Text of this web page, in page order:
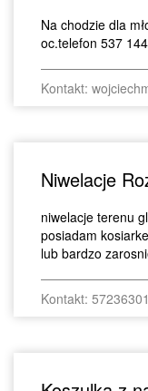
Na chodzie dla
oc.telefon 537
Kontakt:
Niwelacje
niwelacje terenu
posiadam
lub bardzo
Kontakt: